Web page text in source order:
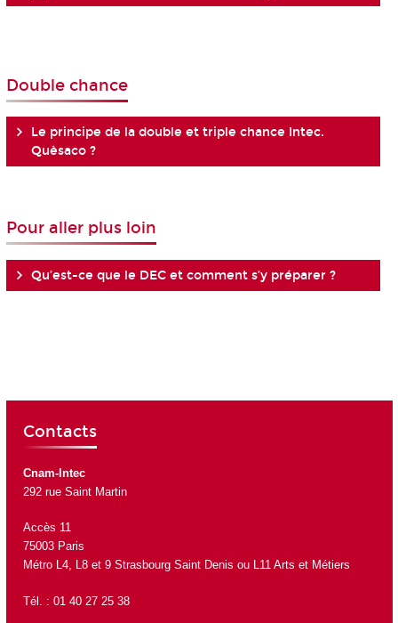
Double chance
Le principe de la double et triple chance Intec.
Quèsaco ?
Pour aller plus loin
Qu’est-ce que le DEC et comment s’y préparer ?
Contacts
Cnam-Intec
292 rue Saint Martin
Accès 11
75003 Paris
Métro L4, L8 et 9 Strasbourg Saint Denis ou L11 Arts et Métiers
Tél. : 01 40 27 25 38